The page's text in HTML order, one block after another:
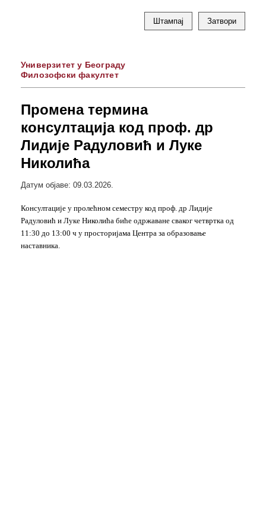
Штампај Затвори
Универзитет у Београду
Филозофски факултет
Промена термина
консултација код проф. др
Лидије Радуловић и Луке
Николића
Датум објаве: 09.03.2026.
Консултације у пролећном семестру код проф. др Лидије
Радуловић и Луке Николића биће одржаване сваког четвртка од
11:30 до 13:00 ч у просторијама Центра за образовање
наставника.